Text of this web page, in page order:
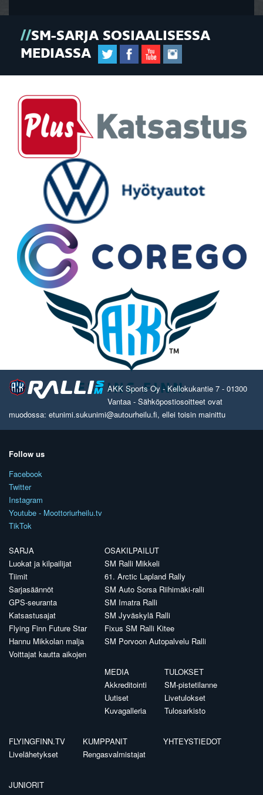
SM-SARJA SOSIAALISESSA
MEDIASSA
AKK Sports Oy - Kellokukantie 7 - 01300
Vantaa - Sähköpostiosoitteet ovat
muodossa: etunimi.sukunimi@autourheilu.fi, ellei toisin mainittu
Follow us
Facebook
Twitter
Instagram
Youtube - Moottoriurheilu.tv
TikTok
SARJA
Luokat ja kilpailijat
Tiimit
Sarjasäännöt
GPS-seuranta
Katsastusajat
Flying Finn Future Star
Hannu Mikkolan malja
Voittajat kautta aikojen
OSAKILPAILUT
SM Ralli Mikkeli
61. Arctic Lapland Rally
SM Auto Sorsa Riihimäki-ralli
SM Imatra Ralli
SM Jyväskylä Ralli
Fixus SM Ralli Kitee
SM Porvoon Autopalvelu Ralli
MEDIA
Akkreditointi
Uutiset
Kuvagalleria
TULOKSET
SM-pistetilanne
Livetulokset
Tulosarkisto
FLYINGFINN.TV
Livelähetykset
KUMPPANIT
Rengasvalmistajat
YHTEYSTIEDOT
JUNIORIT